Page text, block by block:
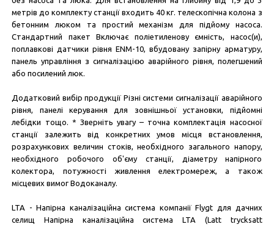
метрів до комплекту станції входить 40 кг. телескопічна колона з
бетонним люком та простий механізм для підйому насоса.
Стандартний пакет Включає поліетиленову ємність, насос(и),
поплавкові датчики рівня ENM-10, вбудовану запірну арматуру,
панель управління з сигналізацією аварійного рівня, полегшений
або посилений люк.
Додатковий вибір продукції Різні системи сигналізації аварійного
рівня, панелі керування для зовнішньої установки, підйомні
лебідки тощо. * Зверніть увагу – точна комплектація насосної
станції залежить від конкретних умов місця встановлення,
розрахункових величин стоків, необхідного загального напору,
необхідного робочого об'єму станції, діаметру напірного
колектора, потужності живлення електромереж, а також
місцевих вимог Водоканалу.
LTA - Напірна каналізаційна система компанії Flygt для дачних
селищ Напірна каналізаційна система LTA (Latt trycksatt